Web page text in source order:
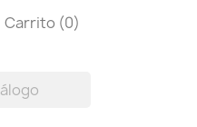
Carrito (0)